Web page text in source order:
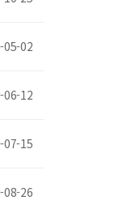
05-02
06-12
07-15
08-26